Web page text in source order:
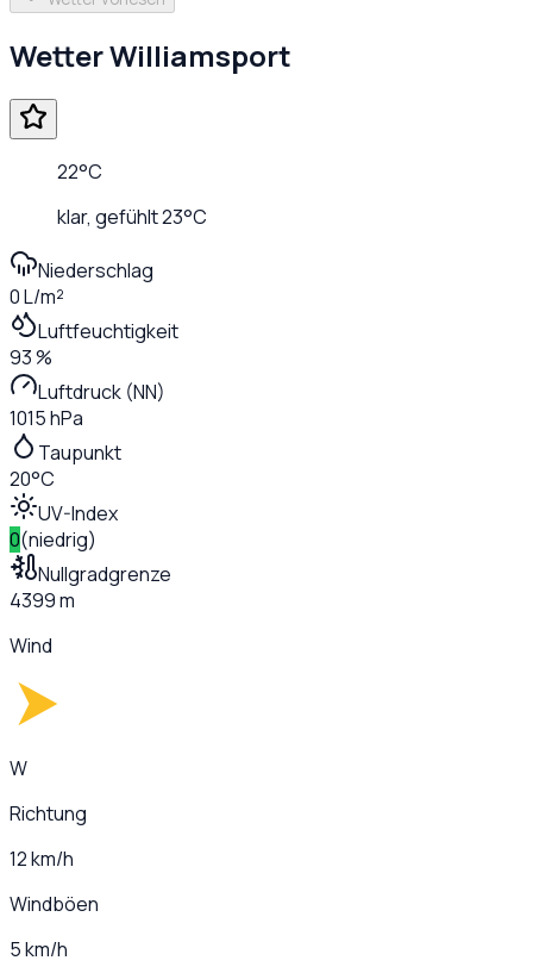
WetterWilliamsport
22°C
klar, gefühlt23°C
Niederschlag
0 L/m²
Luftfeuchtigkeit
93 %
Luftdruck (NN)
1015 hPa
Taupunkt
20°C
UV-Index
0(niedrig)
Nullgradgrenze
4399 m
Wind
W
Richtung
12 km/h
Windböen
5 km/h